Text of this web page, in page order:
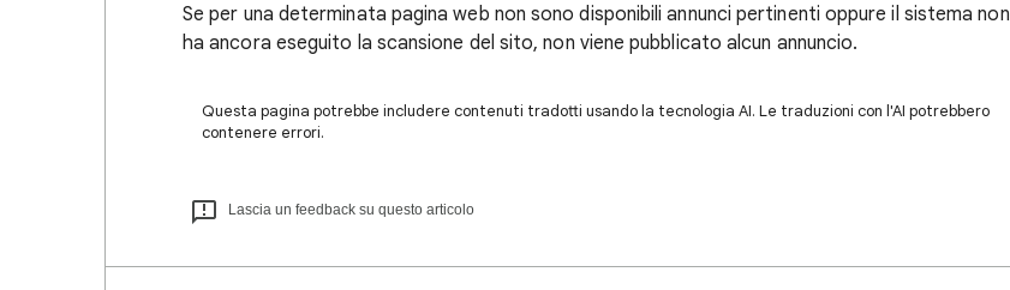
Se per una determinata pagina web non sono disponibili annunci pertinenti oppure il sistema non
ha ancora eseguito la scansione del sito, non viene pubblicato alcun annuncio.
Questa pagina potrebbe includere contenuti tradotti usando la tecnologia AI. Le traduzioni con l'AI potrebbero
contenere errori.
Lascia un feedback su questo articolo